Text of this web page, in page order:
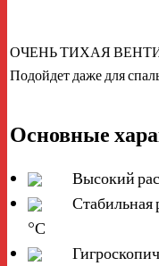
ОЧЕНЬ ТИХАЯ
Подойдет даже для
Основные
Высокий
Стабильная
°С